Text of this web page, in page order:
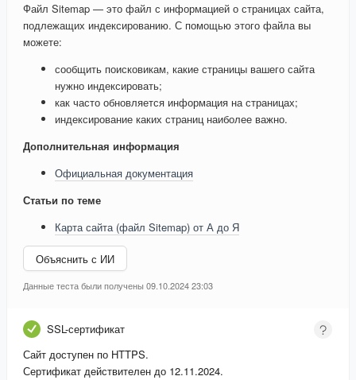
Файл Sitemap — это файл с информацией о страницах сайта,
подлежащих индексированию. С помощью этого файла вы
можете:
сообщить поисковикам, какие страницы вашего сайта
нужно индексировать;
как часто обновляется информация на страницах;
индексирование каких страниц наиболее важно.
Дополнительная информация
Официальная документация
Статьи по теме
Карта сайта (файл Sitemap) от А до Я
Объяснить с ИИ
Данные теста были получены 09.10.2024 23:03
SSL-сертификат
Сайт доступен по HTTPS.
Сертификат действителен до 12.11.2024.